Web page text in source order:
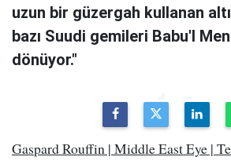
uzun bir güzergah kullanan
bazı Suudi gemileri Babu'l
dönüyor."
Gaspard Rouffin | Middle East Eye |